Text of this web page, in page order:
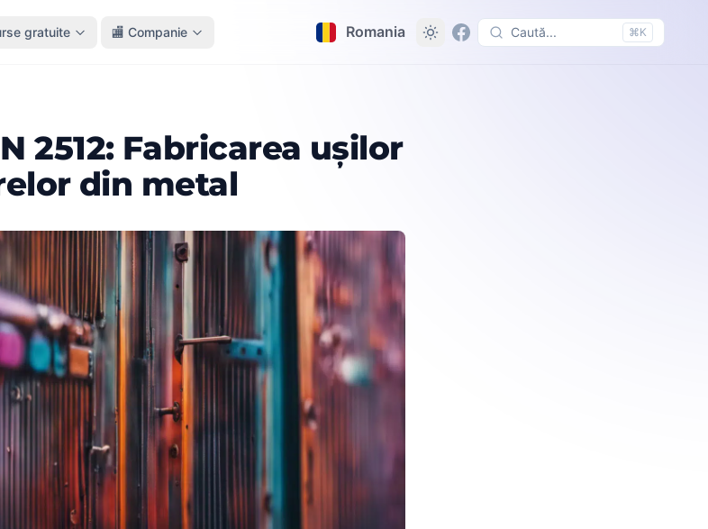
gratuite 🏬 Companie Romania Caută... ⌘K
ușilor și ferestrelor din metal
2512: Fabricarea ușilor
din metal